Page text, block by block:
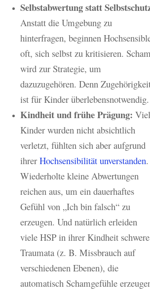
Selbstabwertung statt
Anstatt die Umgebung zu
hinterfragen, beginnen
oft, sich selbst zu kritisieren.
wird zur Strategie, um
dazuzugehören. Denn
ist für Kinder überlebensnotwendig.
Kindheit und frühe Prägung:
Kinder wurden nicht absichtlich
verletzt, fühlten sich aber aufgrund
ihrer Hochsensibilität unverstanden.
Wiederholte kleine Abwertungen
reichen aus, um ein dauerhaftes
Gefühl von „Ich bin falsch“ zu
erzeugen. Und natürlich erleiden
viele HSP in ihrer Kindheit schwere
Traumata (z. B. Missbrauch auf
verschiedenen Ebenen), die
automatisch Schamgefühle